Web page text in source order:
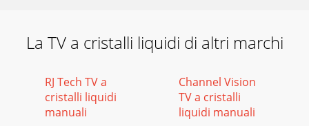
La TV a cristalli liquidi di altri marchi
RJ Tech TV a
cristalli liquidi
manuali
Channel Vision
TV a cristalli
liquidi manuali